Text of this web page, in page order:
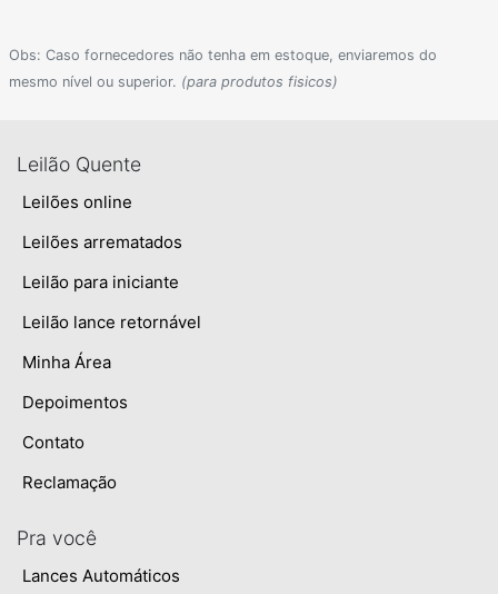
Obs: Caso fornecedores não tenha em estoque, enviaremos do
mesmo nível ou superior. (para produtos fisicos)
Leilão Quente
Leilões online
Leilões arrematados
Leilão para iniciante
Leilão lance retornável
Minha Área
Depoimentos
Contato
Reclamação
Pra você
Lances Automáticos